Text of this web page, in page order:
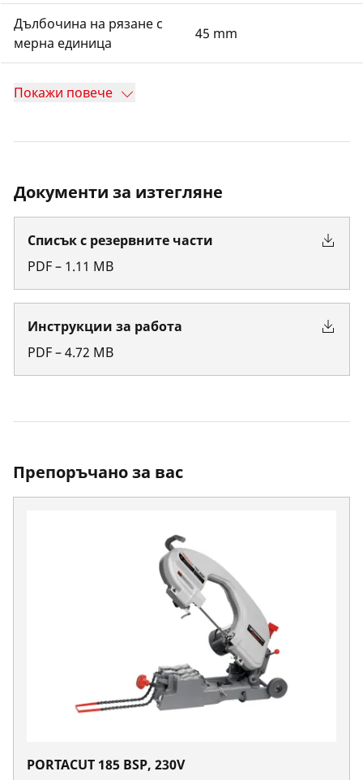
Дълбочина на рязане с
мерна единица
45 mm
Покажи повече
Документи за изтегляне
Списък с резервните части
PDF– 1.11 MB
Инструкции за работа
PDF–4.72 MB
Препоръчано за вас
PORTACUT 185 BSP, 230V